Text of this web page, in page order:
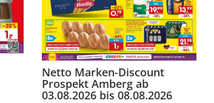
Netto Marken-Discount
Prospekt Amberg ab
03.08.2026 bis 08.08.2026